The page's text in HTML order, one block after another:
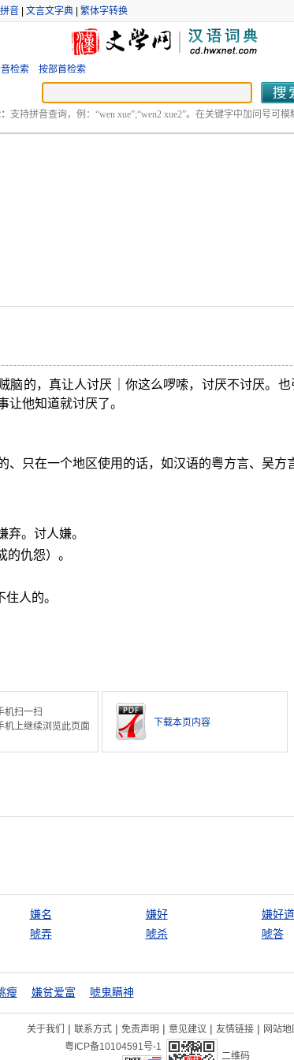
音| 文言文字典| 繁体字转换
检索 按部首检索
支持拼音查询，例：“wen xue”;“wen2 xue2”。在关键字中加问号可模
脑的，真让人讨厌｜你这么啰嗦，讨厌不讨厌。
让他知道就讨厌了。
、只在一个地区使用的话，如汉语的粤方言、吴方
弃。讨人嫌。
仇怨）。
人的。
机扫一扫
机上继续浏览此页面
下载本页内容
嫌名 嫌好
嫌好
唬弄 唬杀 唬答
瘦 嫌贫爱富 唬鬼瞒神
关于我们 | 联系方式 | 免责声明 | 意见建议 | 友情链接 | 网站地
粤ICP备10104591号-1
二维码